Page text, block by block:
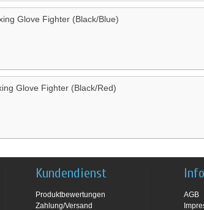
Glove Fighter (Black/Blue)
Glove Fighter (Black/Red)
Kundendienst
Produktbewertungen
Zahlung/Versand
AGB